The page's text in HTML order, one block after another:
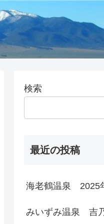
検索
最近の投稿
海老鶴温泉 2025
みいずみ温泉 吉